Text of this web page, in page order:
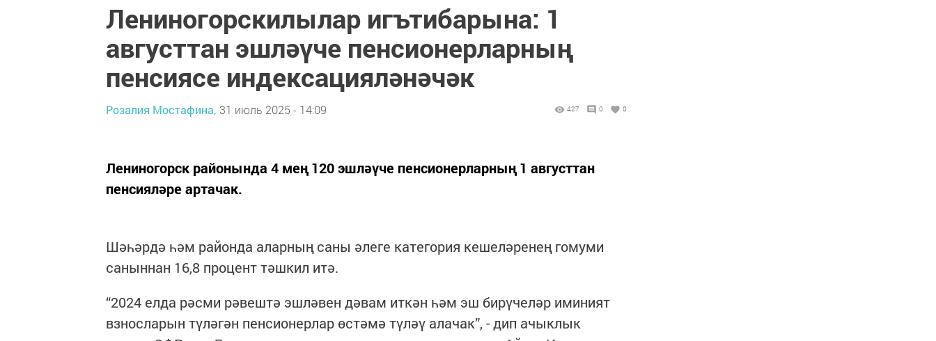
Лениногорскилылар игътибарына: 1
августтан эшләүче пенсионерларның
пенсиясе индексацияләнәчәк
Розалия Мостафина, 31 июль 2025 - 14:09 427 0 0
Лениногорск районында 4 мең 120 эшләүче пенсионерларның 1 августтан
пенсияләре артачак.
Шәһәрдә һәм районда аларның саны әлеге категория кешеләренең гомуми
саныннан 16,8 процент тәшкил итә.
“2024 елда рәсми рәвештә эшләвен дәвам иткән һәм эш бирүчеләр иминият
взносларын түләгән пенсионерлар өстәмә түләү алачак”, - дип ачыклык